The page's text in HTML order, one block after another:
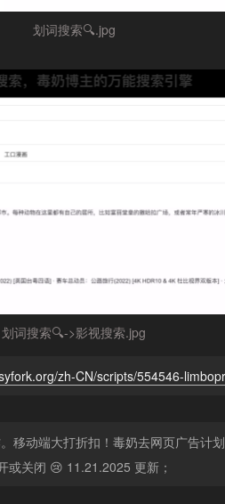
划词搜索🔍.jpg
划词搜索🔍->影视搜索.jpg
zh-CN/scripts/554546-
移动端大打折扣！毒奶去网页广告计
或关闭 😢 11.21.2025 更新；